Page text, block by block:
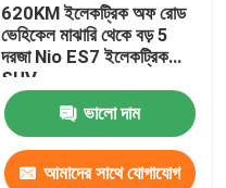
620KM ইলেকট্রিক অফ রোড
ভেহিকেল মাঝারি থেকে বড় 5
দরজা Nio ES7 ইলেকট্রিক
SUV
ভালো দাম
আমাদের সাথে যোগাযোগ